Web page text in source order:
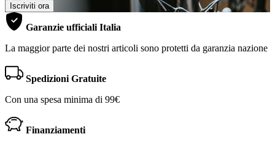
Iscriviti ora
Garanzie ufficiali Italia
La maggior parte dei nostri articoli sono protetti da garanzia nazione
Spedizioni Gratuite
Con una spesa minima di 99€
Finanziamenti